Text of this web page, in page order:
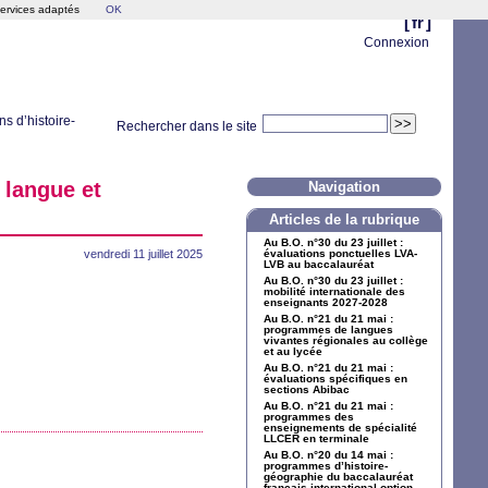
[ fr ]
Connexion
Rechercher dans le site
d’histoire-
et
vendredi 11 juillet 2025
Navigation
Articles de la rubrique
Au B.O. n°30 du 23 juillet :
évaluations ponctuelles LVA-
LVB au baccalauréat
Au B.O. n°30 du 23 juillet :
mobilité internationale des
enseignants 2027-2028
Au B.O. n°21 du 21 mai :
programmes de langues
vivantes régionales au collège
et au lycée
Au B.O. n°21 du 21 mai :
évaluations spécifiques en
sections Abibac
Au B.O. n°21 du 21 mai :
programmes des
enseignements de spécialité
LLCER en terminale
Au B.O. n°20 du 14 mai :
programmes d’histoire-
géographie du baccalauréat
adaptés OK